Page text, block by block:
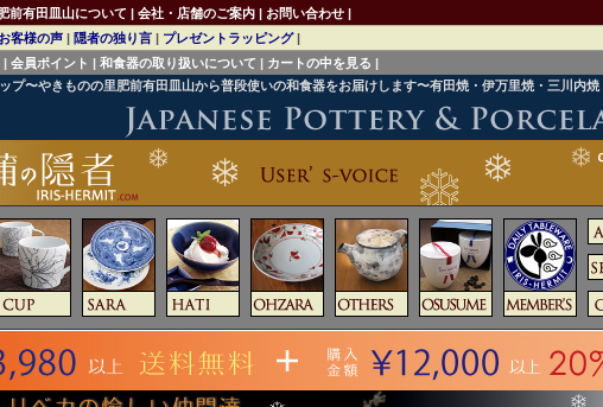
プ〜やきものの里肥前有田皿山から普段使いの和食器をお届けします〜有田焼・伊万里焼・三川内焼
肥前有田皿山について | 会社・店舗のご案内 | お問い合わせ |
お客様の声 | 隠者の独り言 | プレゼントラッピング|
| 会員ポイント | 和食器の取り扱いについて | カートの中を見る |